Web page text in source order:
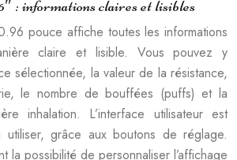
: informations claires et lisibles
pouce affiche toutes les informations
claire et lisible. Vous pouvez y
sélectionnée, la valeur de la résistance,
le nombre de bouffées (puffs) et la
inhalation. L’interface utilisateur est
utiliser, grâce aux boutons de réglage.
la possibilité de personnaliser l’affichage